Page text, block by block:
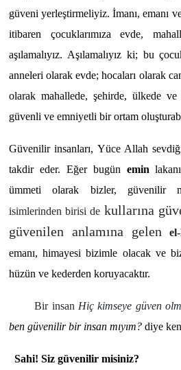
güveni yerleştirmeliyiz. İmanı, emanı
itibaren çocuklarımıza evde,
aşılamalıyız. Aşılamalıyız ki; bu
anneleri olarak evde; hocaları olarak
olarak mahallede, şehirde, ülkede
güvenli ve emniyetli bir ortam
Güvenilir insanları, Yüce Allah
takdir eder. Eğer bugün emin
ümmeti olarak bizler, güvenilir
isimlerinden birisi dekullarına
güvenilen anlamına gelen
emanı, himayesi bizimle olacak ve
hüzün ve kederden koruyacaktır.
Bir insan Hiç kimseye güven
ben güvenilir bir insan mıyım? diye
Sahi! Siz güvenilir misiniz?